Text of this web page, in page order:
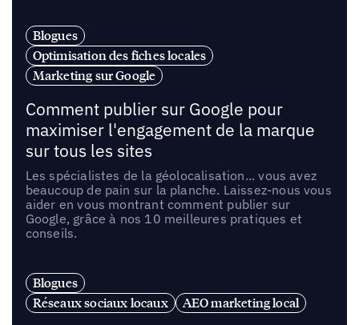
Blogues
Optimisation des fiches locales
Marketing sur Google
Comment publier sur Google pour
maximiser l'engagement de la marque
sur tous les sites
Les spécialistes de la géolocalisation... vous avez
beaucoup de pain sur la planche. Laissez-nous vous
aider en vous montrant comment publier sur
Google, grâce à nos 10 meilleures pratiques et
conseils.
Blogues
Réseaux sociaux locaux
AEO marketing local